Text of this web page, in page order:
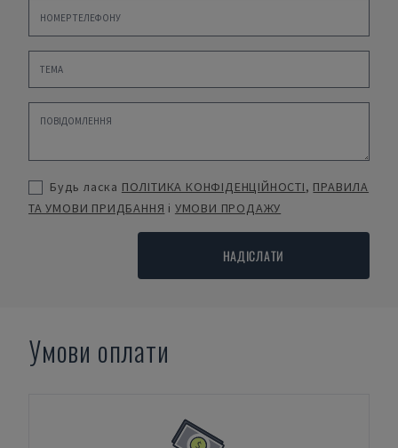
Будь ласка ПОЛІТИКА КОНФІДЕНЦІЙНОСТІ, ПРАВИЛА
ТА УМОВИ ПРИДБАННЯ і УМОВИ ПРОДАЖУ
НАДІСЛАТИ
Умови оплати